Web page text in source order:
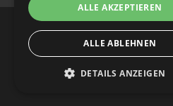
Copyright © 2007-2026
Allgemeine
ALLE AKZEPTIEREN
ALLE ABLEHNEN
DETAILS ANZEIGEN